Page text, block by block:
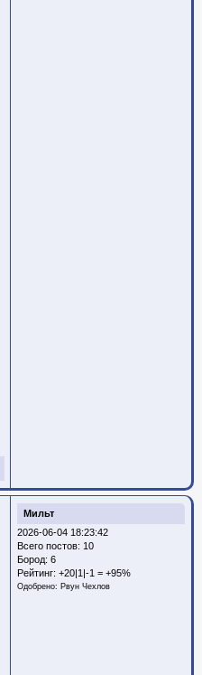
Мильт
2026-06-04 18:23:42
Всего постов: 10
Бород: 6
Рейтинг: +20|1|-1 = +95%
Одобрено: Рвун Чехлов